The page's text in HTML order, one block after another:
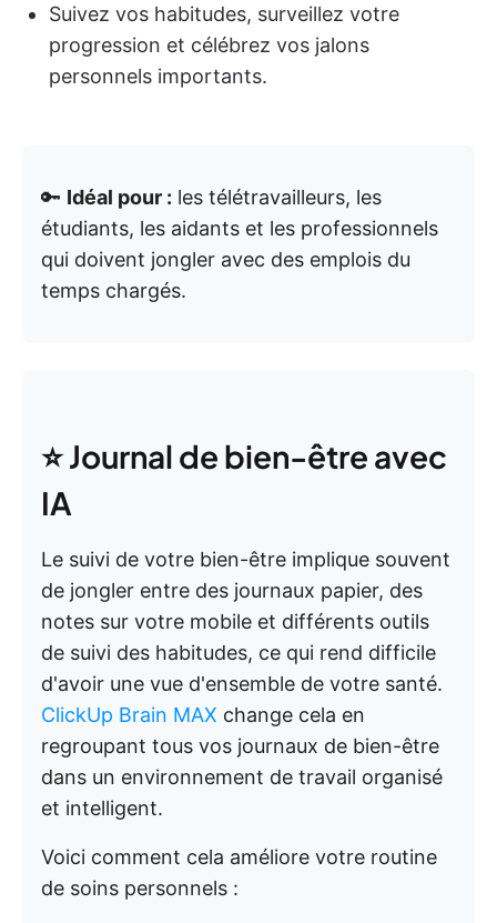
Suivez vos habitudes, surveillez votre
progression et célébrez vos jalons
personnels importants.
🔑 Idéal pour : les télétravailleurs, les
étudiants, les aidants et les professionnels
qui doivent jongler avec des emplois du
temps chargés.
⭐ Journal de bien-être avec
IA
Le suivi de votre bien-être implique souvent
de jongler entre des journaux papier, des
notes sur votre mobile et différents outils
de suivi des habitudes, ce qui rend difficile
d'avoir une vue d'ensemble de votre santé.
ClickUp Brain MAX change cela en
regroupant tous vos journaux de bien-être
dans un environnement de travail organisé
et intelligent.
Voici comment cela améliore votre routine
de soins personnels :